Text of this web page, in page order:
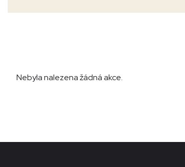
Nebyla nalezena žádná akce.